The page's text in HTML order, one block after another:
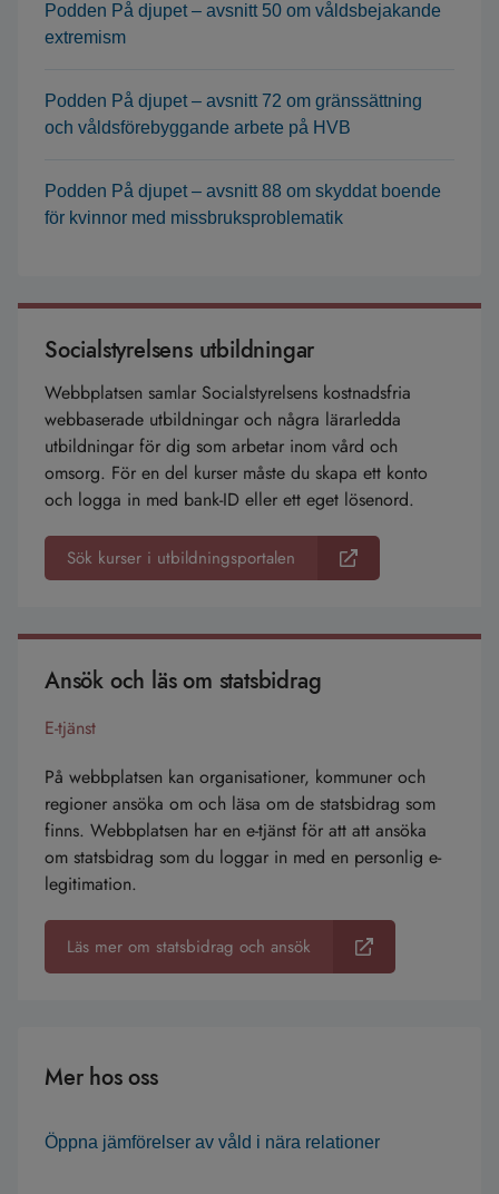
Podden På djupet – avsnitt 50 om våldsbejakande
extremism
Podden På djupet – avsnitt 72 om gränssättning
och våldsförebyggande arbete på HVB
Podden På djupet – avsnitt 88 om skyddat boende
för kvinnor med missbruksproblematik
Socialstyrelsens utbildningar
Webbplatsen samlar Socialstyrelsens kostnadsfria
webbaserade utbildningar och några lärarledda
utbildningar för dig som arbetar inom vård och
omsorg. För en del kurser måste du skapa ett konto
och logga in med bank-ID eller ett eget lösenord.
Sök kurser i utbildningsportalen
Ansök och läs om statsbidrag
E-tjänst
På webbplatsen kan organisationer, kommuner och
regioner ansöka om och läsa om de statsbidrag som
finns. Webbplatsen har en e-tjänst för att att ansöka
om statsbidrag som du loggar in med en personlig e-
legitimation.
Läs mer om statsbidrag och ansök
Mer hos oss
Öppna jämförelser av våld i nära relationer